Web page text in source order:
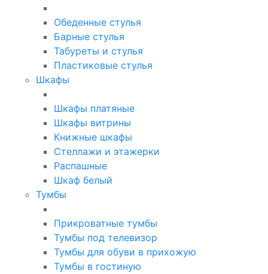
Обеденные стулья
Барные стулья
Табуреты и стулья
Пластиковые стулья
Шкафы
Шкафы платяные
Шкафы витрины
Книжные шкафы
Стеллажи и этажерки
Распашные
Шкаф белый
Тумбы
Прикроватные тумбы
Тумбы под телевизор
Тумбы для обуви в прихожую
Тумбы в гостиную